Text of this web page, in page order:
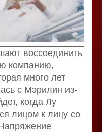
воссоединить
компанию,
много лет
с Мэрилин из-
когда Лу
лицом к лицу со